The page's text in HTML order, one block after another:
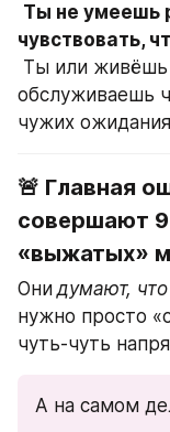
Ты не умеешь
чувствовать,
обслуживаешь
чужих
🚨 Главная
совершают 9
«выжатых»
Они думают,
нужно просто
чуть-чуть
А на самом